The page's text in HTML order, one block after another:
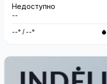
Недоступно
--
--° / --°